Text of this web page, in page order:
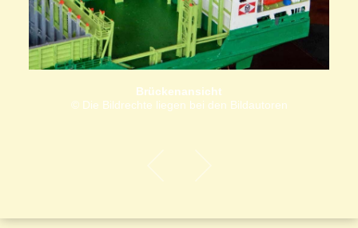
Brückenansicht
© Die Bildrechte liegen bei den Bildautoren